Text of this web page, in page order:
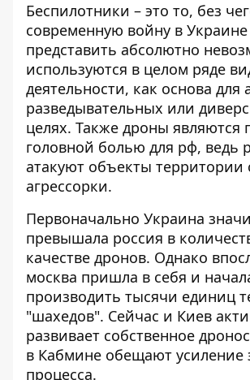
Беспилотники – это то, без
современную войну в Украине
представить абсолютно
используются в целом ряде
деятельности, как основа для
разведывательных или
целях. Также дроны являются
головной болью для рф, ведь
атакуют объекты территории
агрессорки.
Первоначально Украина
превышала россия в
качестве дронов. Однако
москва пришла в себя и
производить тысячи единиц
"шахедов". Сейчас и Киев
развивает собственное
в Кабмине обещают усиление
процесса.